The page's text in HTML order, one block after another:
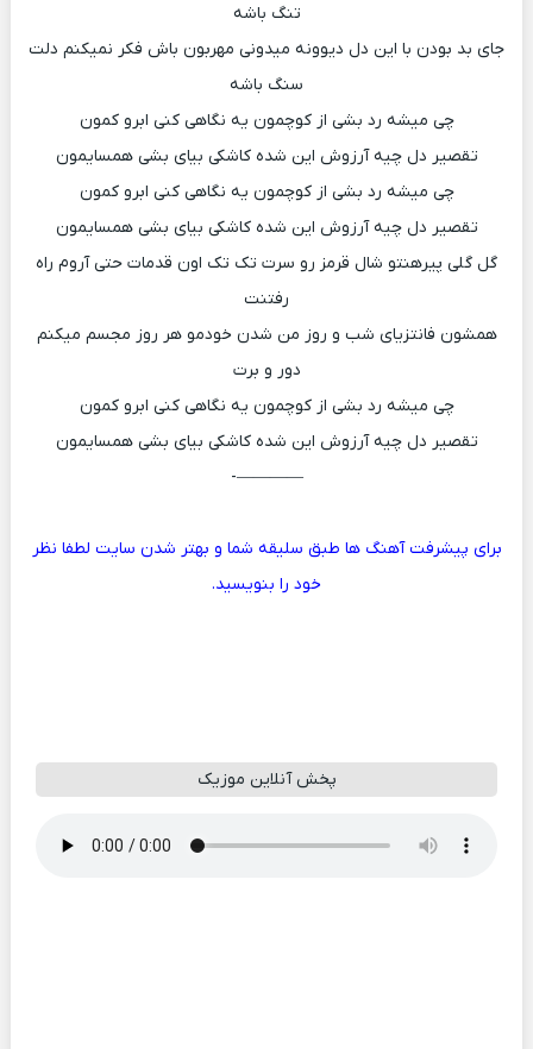
تنگ باشه
جای بد بودن با این دل دیوونه میدونی مهربون باش فکر نمیکنم دلت
سنگ باشه
چی میشه رد بشی از کوچمون یه نگاهی کنی ابرو کمون
تقصیر دل چیه آرزوش این شده کاشکی بیای بشی همسایمون
چی میشه رد بشی از کوچمون یه نگاهی کنی ابرو کمون
تقصیر دل چیه آرزوش این شده کاشکی بیای بشی همسایمون
گل گلی پیرهنتو شال قرمز رو سرت تک تک اون قدمات حتی آروم راه
رفتنت
همشون فانتزیای شب و روز من شدن خودمو هر روز مجسم میکنم
دور و برت
چی میشه رد بشی از کوچمون یه نگاهی کنی ابرو کمون
تقصیر دل چیه آرزوش این شده کاشکی بیای بشی همسایمون
————-
برای پیشرفت آهنگ ها طبق سلیقه شما و بهتر شدن سایت لطفا نظر
خود را بنویسید.
پخش آنلاین موزیک